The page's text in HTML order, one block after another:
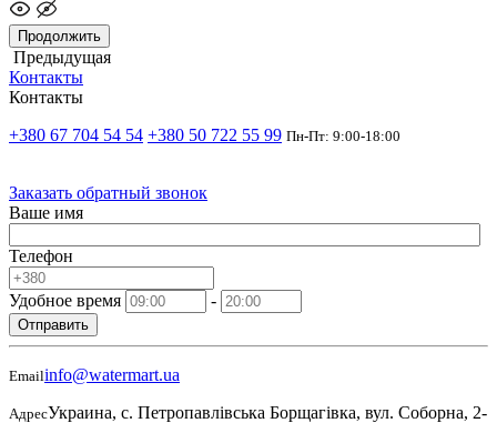
Продолжить
Предыдущая
Контакты
Контакты
+380 67 704 54 54 +380 50 722 55 99 Пн-Пт: 9:00-18:00
Заказать обратный звонок
Ваше имя
Телефон
Удобное время -
Отправить
Emailinfo@watermart.ua
АдресУкраина, с. Петропавлівська Борщагівка, вул. Соборна, 2-